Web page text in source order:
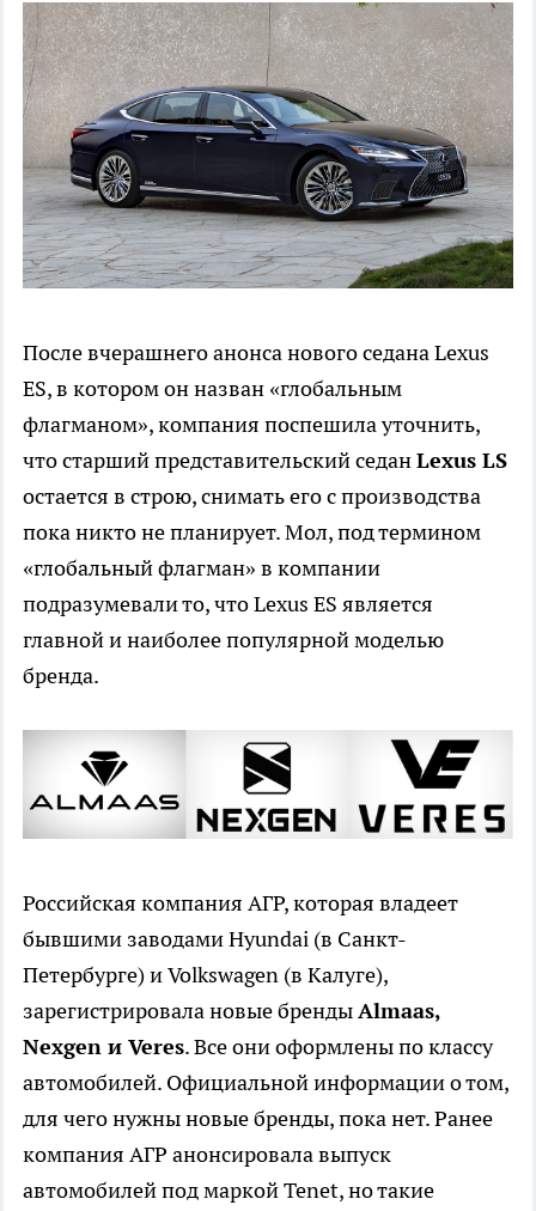
После вчерашнего анонса нового седана Lexus
ES, в котором он назван «глобальным
флагманом», компания поспешила уточнить,
что старший представительский седанLexus LS
остается в строю, снимать его с производства
пока никто не планирует. Мол, под термином
«глобальный флагман» в компании
подразумевали то, что Lexus ES является
главной и наиболее популярной моделью
бренда.
Российская компания АГР, которая владеет
бывшими заводами Hyundai (в Санкт-
Петербурге) и Volkswagen (в Калуге),
зарегистрировала новые брендыAlmaas,
Nexgen и Veres. Все они оформлены по классу
автомобилей. Официальной информации о том,
для чего нужны новые бренды, пока нет. Ранее
компания АГР анонсировала выпуск
автомобилей под маркой Tenet, но такие